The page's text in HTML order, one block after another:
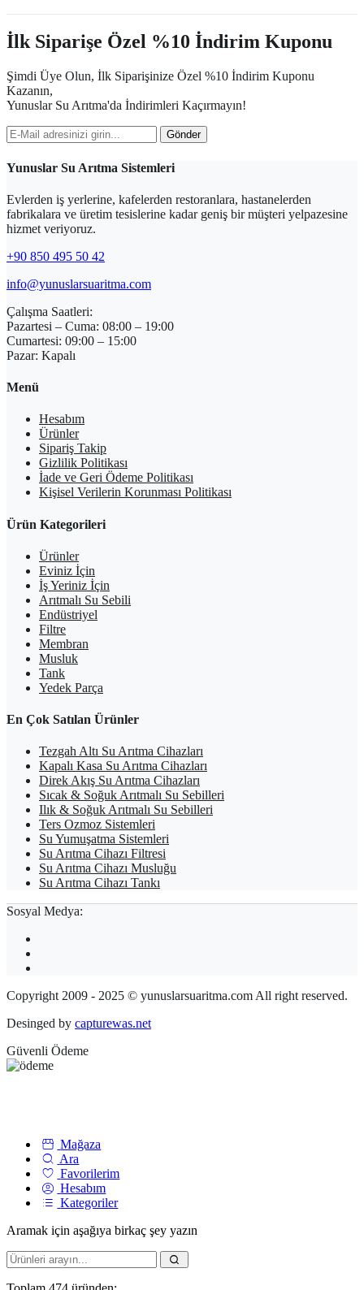
İlk Siparişe Özel %10 İndirim Kuponu
Şimdi Üye Olun, İlk Siparişinize Özel %10 İndirim Kuponu
Kazanın,
Yunuslar Su Arıtma'da İndirimleri Kaçırmayın!
Gönder
Yunuslar Su Arıtma Sistemleri
Evlerden iş yerlerine, kafelerden restoranlara, hastanelerden
fabrikalara ve üretim tesislerine kadar geniş bir müşteri yelpazesine
hizmet veriyoruz.
+90 850 495 50 42
info@yunuslarsuaritma.com
Çalışma Saatleri:
Pazartesi – Cuma: 08:00 – 19:00
Cumartesi: 09:00 – 15:00
Pazar: Kapalı
Menü
Hesabım
Ürünler
Sipariş Takip
Gizlilik Politikası
İade ve Geri Ödeme Politikası
Kişisel Verilerin Korunması Politikası
Ürün Kategorileri
Ürünler
Eviniz İçin
İş Yeriniz İçin
Arıtmalı Su Sebili
Endüstriyel
Filtre
Membran
Musluk
Tank
Yedek Parça
En Çok Satılan Ürünler
Tezgah Altı Su Arıtma Cihazları
Kapalı Kasa Su Arıtma Cihazları
Direk Akış Su Arıtma Cihazları
Sıcak & Soğuk Arıtmalı Su Sebilleri
Ilık & Soğuk Arıtmalı Su Sebilleri
Ters Ozmoz Sistemleri
Su Yumuşatma Sistemleri
Su Arıtma Cihazı Filtresi
Su Arıtma Cihazı Musluğu
Su Arıtma Cihazı Tankı
Sosyal Medya:
Copyright 2009 - 2025 © yunuslarsuaritma.com All right reserved.
Desinged by capturewas.net
Güvenli Ödeme
Mağaza
Ara
Favorilerim
Hesabım
Kategoriler
Aramak için aşağıya birkaç şey yazın